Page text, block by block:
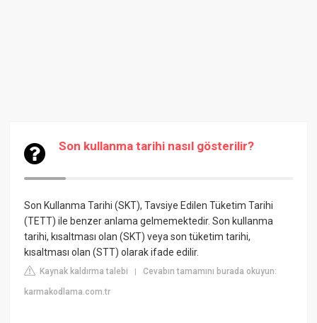
Son kullanma tarihi nasıl gösterilir?
Son Kullanma Tarihi (SKT), Tavsiye Edilen Tüketim Tarihi
(TETT) ile benzer anlama gelmemektedir. Son kullanma
tarihi, kısaltması olan (SKT) veya son tüketim tarihi,
kısaltması olan (STT) olarak ifade edilir.
Kaynak kaldırma talebi |Cevabın tamamını burada okuyun:
karmakodlama.com.tr